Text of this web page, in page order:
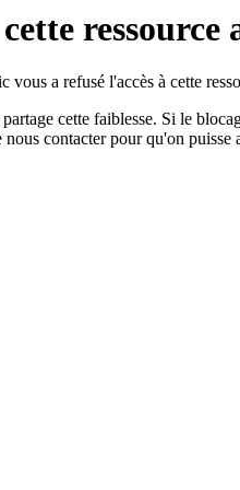
ressource
a refusé l'accès à cette
cette faiblesse. Si le
contacter pour qu'on puisse